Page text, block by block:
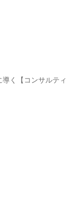
く【コンサルティ